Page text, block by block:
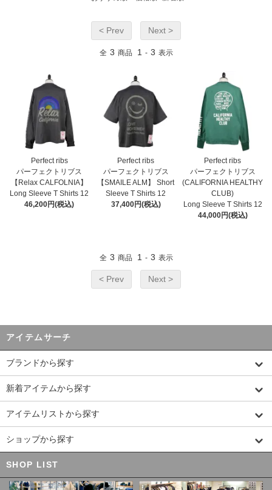
< Prev Next >
全 3 商品 1 - 3 表示
Perfect ribs
パーフェクトリブス
【Relax CALFOLNIA】
Long Sleeve T Shirts 12
46,200円(税込)
Perfect ribs
パーフェクトリブス
【SMAILE ALM】 Short
Sleeve T Shirts 12
37,400円(税込)
Perfect ribs
パーフェクトリブス
(CALIFORNIA HEALTHY
CLUB)
Long Sleeve T Shirts 12
44,000円(税込)
全 3 商品 1 - 3 表示
< Prev Next >
アイテムサーチ
ブランドから探す
新着アイテムから探す
アイテムリストから探す
ショップから探す
SHOP LIST